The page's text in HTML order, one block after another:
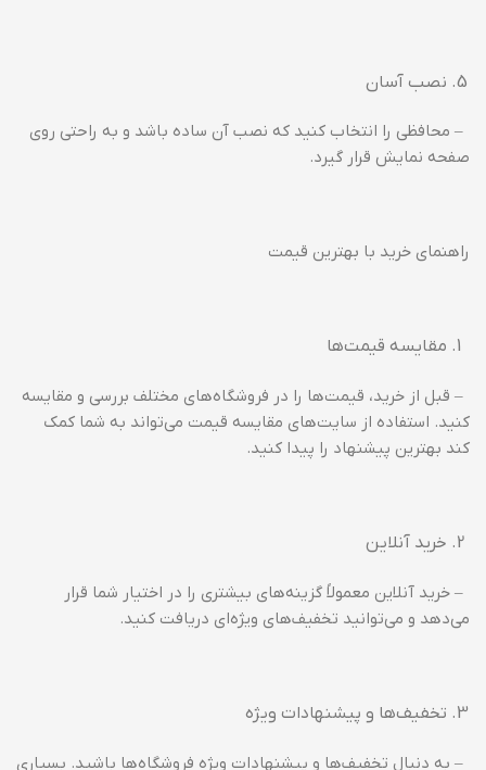
نصب آسان
– محافظی را انتخاب کنید که نصب آن ساده باشد و به راحتی روی
صفحه نمایش قرار گیرد.
راهنمای خرید با بهترین قیمت
مقایسه قیمت‌ها
– قبل از خرید، قیمت‌ها را در فروشگاه‌های مختلف بررسی و مقایسه
کنید. استفاده از سایت‌های مقایسه قیمت می‌تواند به شما کمک
کند بهترین پیشنهاد را پیدا کنید.
خرید آنلاین
– خرید آنلاین معمولاً گزینه‌های بیشتری را در اختیار شما قرار
می‌دهد و می‌توانید تخفیف‌های ویژه‌ای دریافت کنید.
تخفیف‌ها و پیشنهادات ویژه
– به دنبال تخفیف‌ها و پیشنهادات ویژه فروشگاه‌ها باشید. بسیاری